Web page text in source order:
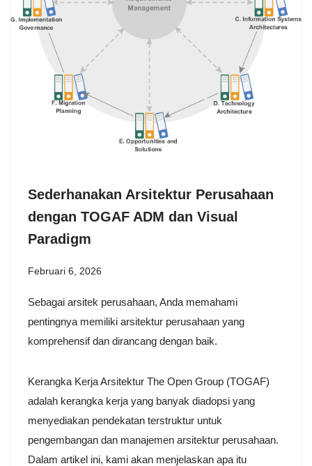
Sederhanakan Arsitektur Perusahaan
dengan TOGAF ADM dan Visual
Paradigm
Februari 6, 2026
Sebagai arsitek perusahaan, Anda memahami
pentingnya memiliki arsitektur perusahaan yang
komprehensif dan dirancang dengan baik.
Kerangka Kerja Arsitektur The Open Group (TOGAF)
adalah kerangka kerja yang banyak diadopsi yang
menyediakan pendekatan terstruktur untuk
pengembangan dan manajemen arsitektur perusahaan.
Dalam artikel ini, kami akan menjelaskan apa itu